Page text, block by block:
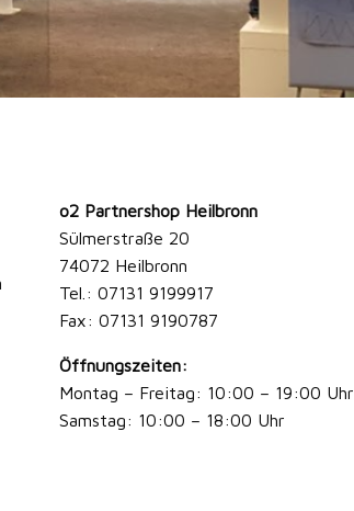
o2 Partnershop Heilbronn
Sülmerstraße 20
74072 Heilbronn
Tel.: 07131 9199917
Fax: 07131 9190787
Öffnungszeiten:
Montag – Freitag: 10:00 – 19:00 Uhr
Samstag: 10:00 – 18:00 Uhr